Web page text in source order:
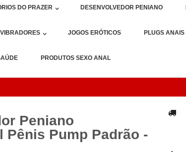
DO PRAZER DESENVOLVEDOR PENIANO
JOGOS ERÓTICOS PLUGS ANAIS
PRODUTOS SEXO ANAL
Peniano
Pênis Pump Padrão -